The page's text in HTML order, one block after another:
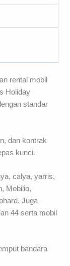
rental mobil
Holiday
standar
dan kontrak
kunci.
calya, yarris,
Mobilio,
Juga
44 serta mobil
bandara